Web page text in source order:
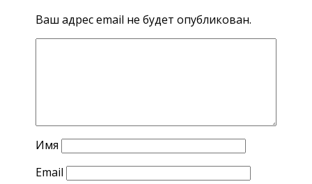
Ваш адрес email не будет опубликован.
Имя
Email